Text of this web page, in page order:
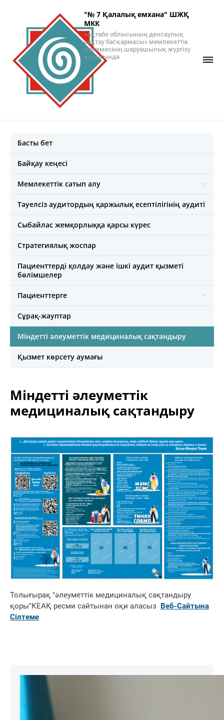
"№ 7 Қалалық емхана" ШЖҚ
МКК
«Ақтөбе облысының денсаулық
сақтау басқармасы» мемлекеттік
мекемесінің шаруашылық жүргізу
құқығында
Басты бет
Байқау кеңесі
Мемлекеттік сатып алу
Тәуелсіз аудитордың қаржылық есептілігінің аудиті
Сыбайлас жемқорлыққа қарсы күрес
Стратегиялық жоспар
Пациенттерді қолдау және ішкі аудит қызметі
бөлімшелер
Пациенттерге
Сұрақ-жауптар
Міндетті әлеуметтік медициналық сақтандыру
Қызмет көрсету аумағы
Міндетті әлеуметтік
медициналық сақтандыру
Толығырақ "әлеуметтік медициналық сақтандыру
қоры"КЕАҚ ресми сайтынан оқи аласыз
Веб-Сайтына
Сілтеме